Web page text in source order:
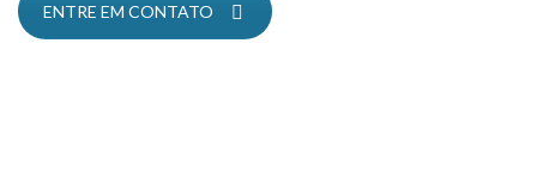
ENTRE EM CONTATO